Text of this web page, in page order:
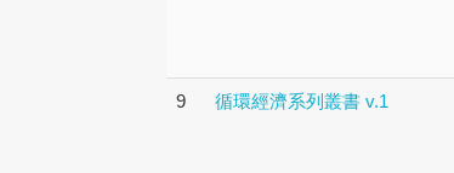
9 循環經濟系列叢書 v.1